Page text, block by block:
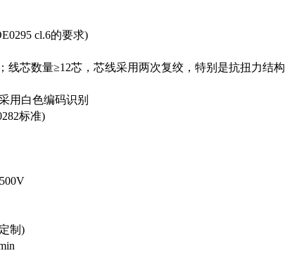
cl.6的要求)
线芯数量≥12芯，芯线采用两次复绞，特别是抗扭力结构
用白色编码识别
标准)
制)